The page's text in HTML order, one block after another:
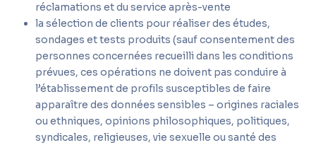
réclamations et du service après-vente
la sélection de clients pour réaliser des études,
sondages et tests produits (sauf consentement des
personnes concernées recueilli dans les conditions
prévues, ces opérations ne doivent pas conduire à
l’établissement de profils susceptibles de faire
apparaître des données sensibles – origines raciales
ou ethniques, opinions philosophiques, politiques,
syndicales, religieuses, vie sexuelle ou santé des